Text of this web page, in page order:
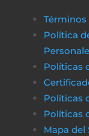
Política
Políticas
Políticas
Políticas
Mapa del